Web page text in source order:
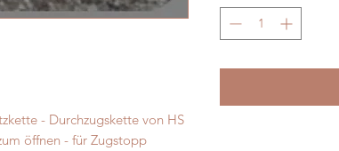
- Durchzugskette von HS
öffnen - für Zugstopp